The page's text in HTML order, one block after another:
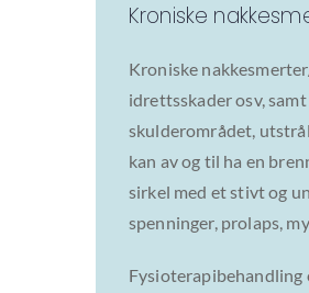
Kroniske
Kroniske
idrettsskader osv,
skulderområdet,
kan av og til ha en
sirkel med et stivt og
spenninger, prolaps,
Fysioterapibehandling